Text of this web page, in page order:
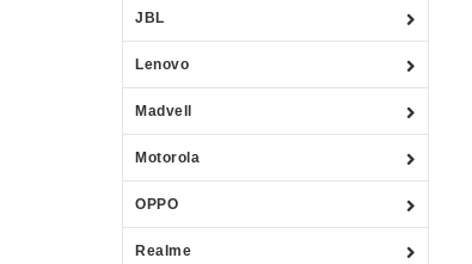
JBL
Lenovo
Madvell
Motorola
OPPO
Realme